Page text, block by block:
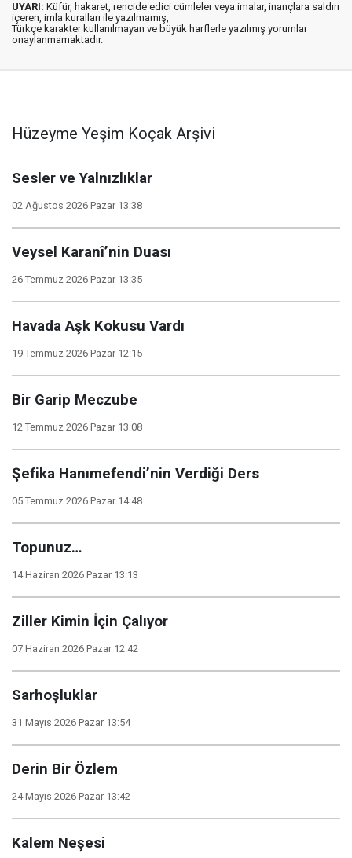
UYARI: Küfür, hakaret, rencide edici cümleler veya imalar, inançlara saldırı
içeren, imla kuralları ile yazılmamış,
Türkçe karakter kullanılmayan ve büyük harflerle yazılmış yorumlar
onaylanmamaktadır.
Hüzeyme Yeşim Koçak Arşivi
Sesler ve Yalnızlıklar
02 Ağustos 2026 Pazar 13:38
Veysel Karanî’nin Duası
26 Temmuz 2026 Pazar 13:35
Havada Aşk Kokusu Vardı
19 Temmuz 2026 Pazar 12:15
Bir Garip Meczube
12 Temmuz 2026 Pazar 13:08
Şefika Hanımefendi’nin Verdiği Ders
05 Temmuz 2026 Pazar 14:48
Topunuz…
14 Haziran 2026 Pazar 13:13
Ziller Kimin İçin Çalıyor
07 Haziran 2026 Pazar 12:42
Sarhoşluklar
31 Mayıs 2026 Pazar 13:54
Derin Bir Özlem
24 Mayıs 2026 Pazar 13:42
Kalem Neşesi